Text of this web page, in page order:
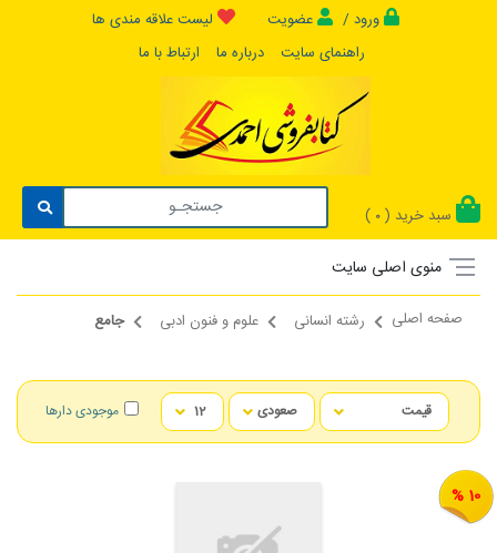
ورود / عضویت
لیست علاقه مندی ها
راهنمای سایت
درباره ما ارتباط با ما
سبد خرید ( 0
)
منوی اصلی سایت
صفحه اصلی رشته انسانی علوم و فنون ادبی جامع
موجودی دارها
10 %